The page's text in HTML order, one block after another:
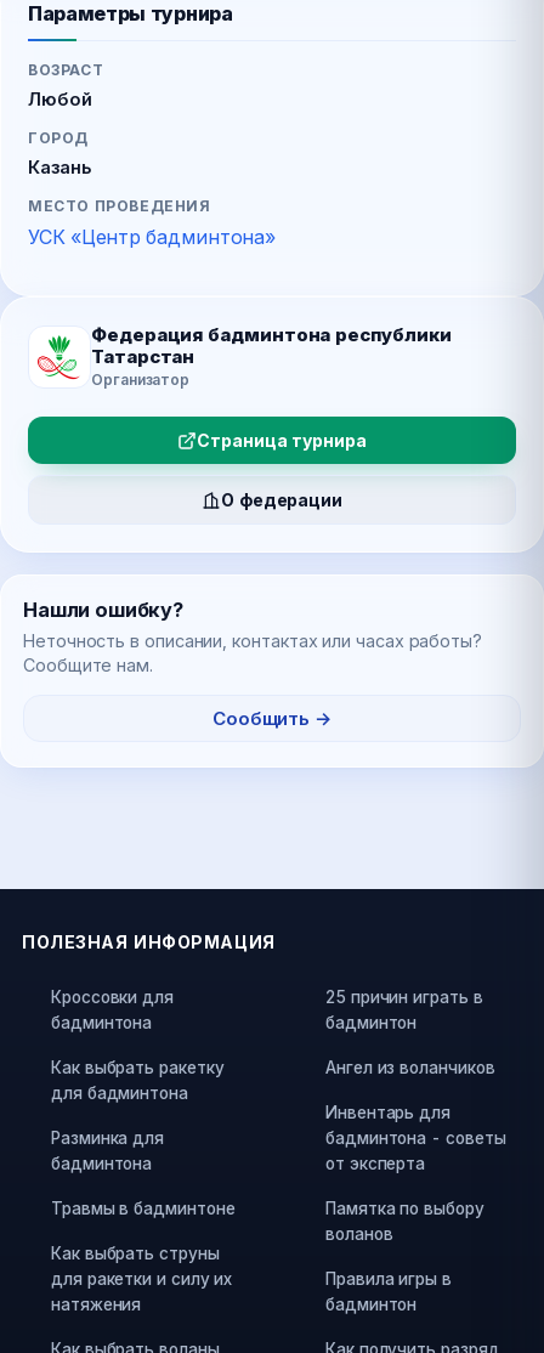
Параметры турнира
ВОЗРАСТ
Любой
ГОРОД
Казань
МЕСТО ПРОВЕДЕНИЯ
УСК «Центр бадминтона»
Федерация бадминтона республики
Татарстан
Организатор
Страница турнира
О федерации
Нашли ошибку?
Неточность в описании, контактах или часах работы?
Сообщите нам.
Сообщить →
ПОЛЕЗНАЯ ИНФОРМАЦИЯ
Кроссовки для
бадминтона
Как выбрать ракетку
для бадминтона
Разминка для
бадминтона
Травмы в бадминтоне
Как выбрать струны
для ракетки и силу их
натяжения
25 причин играть в
бадминтон
Ангел из воланчиков
Инвентарь для
бадминтона - советы
от эксперта
Памятка по выбору
воланов
Правила игры в
бадминтон